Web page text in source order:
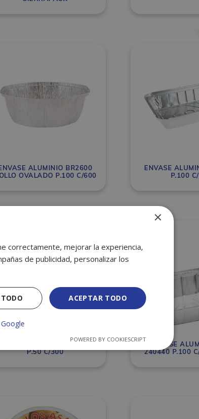
ALUMINIO BR2600
OVALADO P.100 C/600
ENVASE
P.100
ENVASE ALUMINIO BT2200
P.50 C/300
ENVASE
240440 P.100
×
correctamente, mejorar la experiencia,
de publicidad, personalizar los
ACEPTAR TODO
POWERED BY COOKIESCRIPT